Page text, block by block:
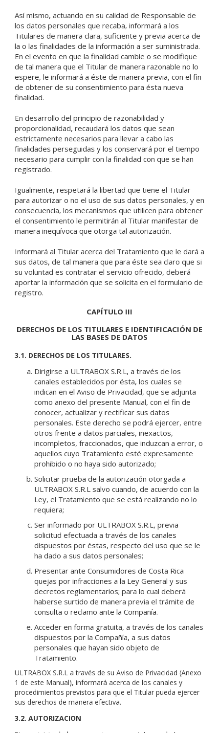
Así mismo, actuando en su calidad de Responsable de
los datos personales que recaba, informará a los
Titulares de manera clara, suficiente y previa acerca de
la o las finalidades de la información a ser suministrada.
En el evento en que la finalidad cambie o se modifique
de tal manera que el Titular de manera razonable no lo
espere, le informará a éste de manera previa, con el fin
de obtener de su consentimiento para ésta nueva
finalidad.
En desarrollo del principio de razonabilidad y
proporcionalidad, recaudará los datos que sean
estrictamente necesarios para llevar a cabo las
finalidades perseguidas y los conservará por el tiempo
necesario para cumplir con la finalidad con que se han
registrado.
Igualmente, respetará la libertad que tiene el Titular
para autorizar o no el uso de sus datos personales, y en
consecuencia, los mecanismos que utilicen para obtener
el consentimiento le permitirán al Titular manifestar de
manera inequívoca que otorga tal autorización.
Informará al Titular acerca del Tratamiento que le dará a
sus datos, de tal manera que para éste sea claro que si
su voluntad es contratar el servicio ofrecido, deberá
aportar la información que se solicita en el formulario de
registro.
CAPÍTULO III
DERECHOS DE LOS TITULARES E IDENTIFICACIÓN DE
LAS BASES DE DATOS
3.1. DERECHOS DE LOS TITULARES.
Dirigirse a ULTRABOX S.R.L, a través de los
canales establecidos por ésta, los cuales se
indican en el Aviso de Privacidad, que se adjunta
como anexo del presente Manual, con el fin de
conocer, actualizar y rectificar sus datos
personales. Este derecho se podrá ejercer, entre
otros frente a datos parciales, inexactos,
incompletos, fraccionados, que induzcan a error, o
aquellos cuyo Tratamiento esté expresamente
prohibido o no haya sido autorizado;
Solicitar prueba de la autorización otorgada a
ULTRABOX S.R.L salvo cuando, de acuerdo con la
Ley, el Tratamiento que se está realizando no lo
requiera;
Ser informado por ULTRABOX S.R.L, previa
solicitud efectuada a través de los canales
dispuestos por éstas, respecto del uso que se le
ha dado a sus datos personales;
Presentar ante Consumidores de Costa Rica
quejas por infracciones a la Ley General y sus
decretos reglamentarios; para lo cual deberá
haberse surtido de manera previa el trámite de
consulta o reclamo ante la Compañía.
Acceder en forma gratuita, a través de los canales
dispuestos por la Compañía, a sus datos
personales que hayan sido objeto de
Tratamiento.
ULTRABOX S.R.L a través de su Aviso de Privacidad (Anexo
1 de este Manual), informará acerca de los canales y
procedimientos previstos para que el Titular pueda ejercer
sus derechos de manera efectiva.
3.2. AUTORIZACION